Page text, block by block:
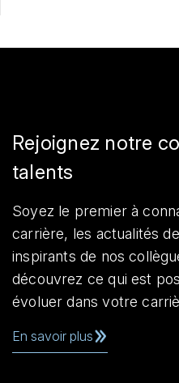
Rejoignez notre
talents
Soyez le premier à
carrière, les actualités
inspirants de nos
découvrez ce qui est
évoluer dans votre
En savoir plus